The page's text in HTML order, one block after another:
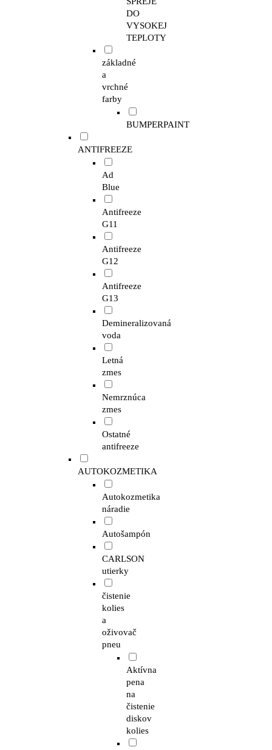
DO
VYSOKEJ
TEPLOTY
základné
a
vrchné
farby
BUMPERPAINT
ANTIFREEZE
Ad
Blue
Antifreeze
G11
Antifreeze
G12
Antifreeze
G13
Demineralizovaná
voda
Letná
zmes
Nemrznúca
zmes
Ostatné
antifreeze
AUTOKOZMETIKA
Autokozmetika
náradie
Autošampón
CARLSON
utierky
čistenie
kolies
a
oživovač
pneu
Aktívna
pena
na
čistenie
diskov
kolies